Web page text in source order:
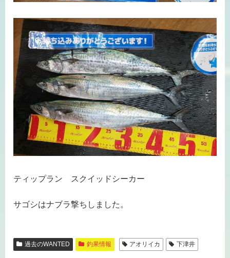
ティップラン スクイッドシーカー
サゴシはナブラ撃ちしました。
過去のWANTED 釣果情報 アオリイカ 下津井